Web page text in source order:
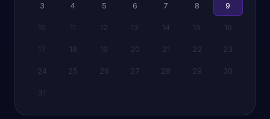
3 4 5 6 7 8 9
10 11 12 13 14 15 16
17 18 19 20 21 22 23
24 25 26 27 28 29 30
31